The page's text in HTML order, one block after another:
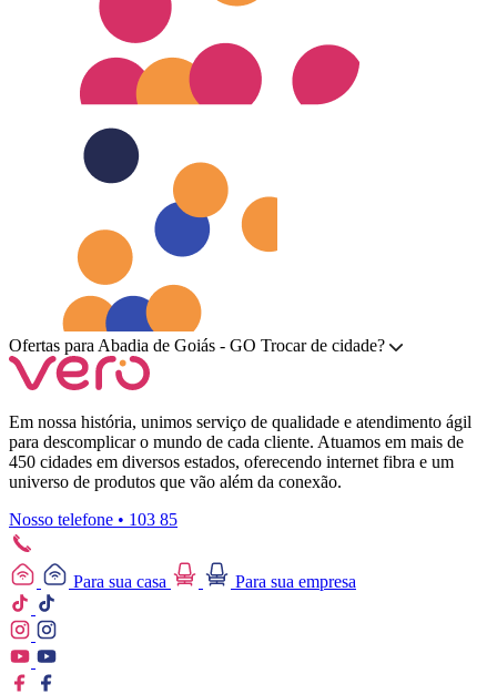
Ofertas para Abadia de Goiás - GO Trocar de cidade?
Em nossa história, unimos serviço de qualidade e atendimento ágil
para descomplicar o mundo de cada cliente. Atuamos em mais de
450 cidades em diversos estados, oferecendo internet fibra e um
universo de produtos que vão além da conexão.
Nosso telefone • 103 85
Para sua casa Para sua empresa